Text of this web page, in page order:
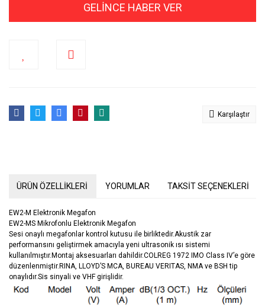
GELİNCE HABER VER
Karşılaştır
ÜRÜN ÖZELLİKLERİ YORUMLAR TAKSİT SEÇENEKLERİ
EW2-M Elektronik Megafon
EW2-MS Mikrofonlu Elektronik Megafon
Sesi onaylı megafonlar kontrol kutusu ile birliktedir.Akustik zar
performansını geliştirmek amacıyla yeni ultrasonik ısı sistemi
kullanılmıştır.Montaj aksesuarları dahildir.COLREG 1972 IMO Class IV’e göre
düzenlenmiştir.RINA, LLOYD’S MCA, BUREAU VERITAS, NMA ve BSH tip
onaylıdır.Sis sinyali ve VHF girişlidir.